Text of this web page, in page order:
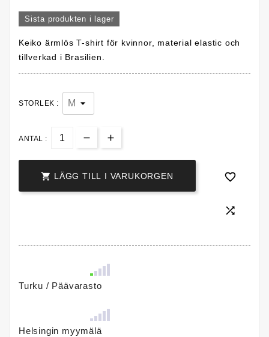
Sista produkten i lager
Keiko ärmlös T-shirt för kvinnor, material elastic och
tillverkad i Brasilien.
STORLEK :
ANTAL :
 LÄGG TILL I VARUKORGEN 

Turku / Päävarasto
Helsingin myymälä